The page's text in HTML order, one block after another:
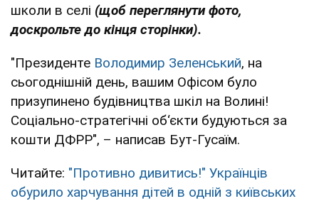
школи в селі (щоб переглянути фото,
доскрольте до кінця сторінки).
"Президенте Володимир Зеленський, на
сьогоднішній день, вашим Офісом було
призупинено будівництва шкіл на Волині!
Соціально-стратегічні об‘єкти будуються за
кошти ДФРР", – написав Бут-Гусаїм.
Читайте: "Противно дивитись!" Українців
обурило харчування дітей в одній з київських